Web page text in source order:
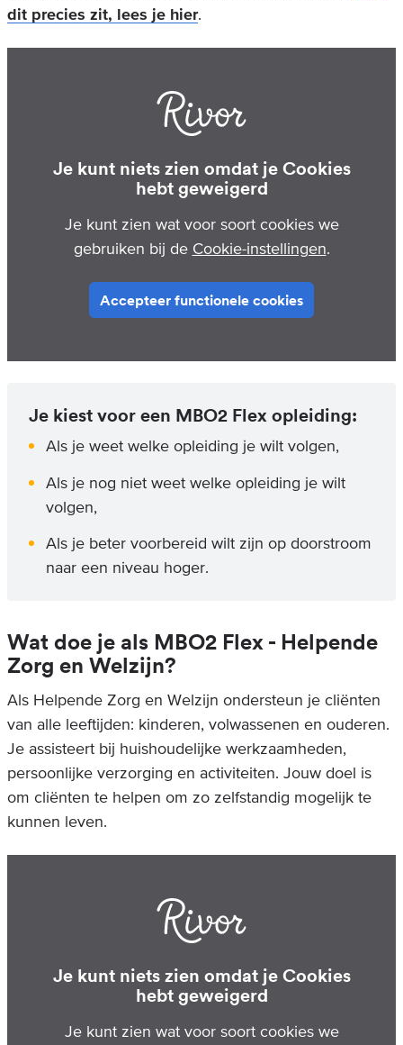
dit precies zit, lees je hier.
Je kunt niets zien omdat je Cookies
hebt geweigerd
Je kunt zien wat voor soort cookies we
gebruiken bij de Cookie-instellingen.
Accepteer functionele cookies
Je kiest voor een MBO2 Flex opleiding:
Als je weet welke opleiding je wilt volgen,
Als je nog niet weet welke opleiding je wilt
volgen,
Als je beter voorbereid wilt zijn op doorstroom
naar een niveau hoger.
Wat doe je als MBO2 Flex - Helpende
Zorg en Welzijn?
Als Helpende Zorg en Welzijn ondersteun je cliënten
van alle leeftijden: kinderen, volwassenen en ouderen.
Je assisteert bij huishoudelijke werkzaamheden,
persoonlijke verzorging en activiteiten. Jouw doel is
om cliënten te helpen om zo zelfstandig mogelijk te
kunnen leven.
Je kunt niets zien omdat je Cookies
hebt geweigerd
Je kunt zien wat voor soort cookies we